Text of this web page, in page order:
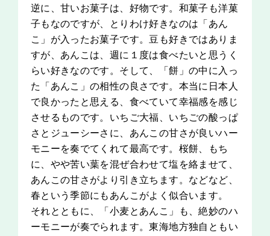
逆に、甘いお菓子は、好物です。和菓子も洋菓
子もなのですが、とりわけ好きなのは「あん
こ」が入ったお菓子です。豆も好きではありま
すが、あんこは、週に１度は食べたいと思うく
らい好きなのです。そして、「餅」の中に入っ
た「あんこ」の相性の良さです。本当に日本人
で良かったと思える、食べていて幸福感を感じ
させるものです。いちご大福、いちごの酸っぱ
さとジューシーさに、あんこの甘さが良いハー
モニーを奏でてくれて最高です。桜餅、もち
に、やや苦い葉を混ぜ合わせて塩を絡ませて、
あんこの甘さがより引き立ちます。などなど、
春という季節にもあんこがよく似合います。
それとともに、「小麦とあんこ」も、絶妙のハ
ーモニーが奏でられます。東海地方独自ともい